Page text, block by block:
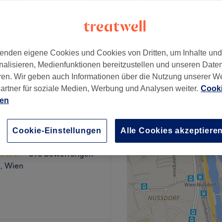
ab 76,50 €
Der Fokus des Ateliers
890 Bewertungen
Wien
eigene Cookies und Cookies von Dritten, um Inhalte
Medienfunktionen bereitzustellen und unseren
Wir geben auch Informationen über die Nutzung unserer
für soziale Medien, Werbung und Analysen weiter.
Alle Cookies akzeptieren
Cookie-Einstellungen